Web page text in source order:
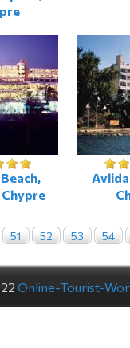
Chypre
51 52 53 54
Online-Tourist-